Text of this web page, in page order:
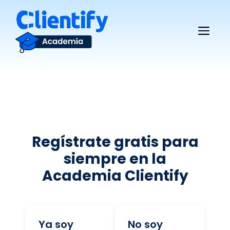
contenido
Regístrate gratis para
siempre en la
Academia Clientify
Ya soy
No soy